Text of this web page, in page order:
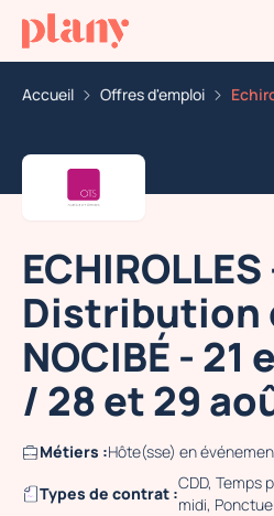
Accueil Offres d'emploi
ECHIROLLES
Distribution
NOCIBÉ - 21
/ 28 et 29
Métiers :Hôte(sse) en
Types de contrat :
CDD, Temps
midi, Ponctuel